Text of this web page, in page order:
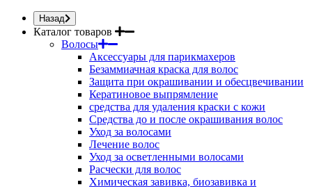
Назад
Каталог товаров
Волосы
Аксессуары для парикмахеров
Безаммиачная краска для волос
Защита при окрашивании и обесцвечивании
Кератиновое выпрямление
средства для удаления краски с кожи
Средства до и после окрашивания волос
Уход за волосами
Лечение волос
Уход за осветленными волосами
Расчески для волос
Химическая завивка, биозавивка и